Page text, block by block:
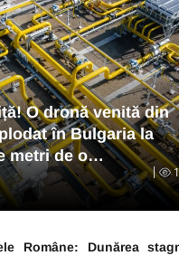
O dronă venită din
în Bulgaria la
metri de o…
Române: Dunărea